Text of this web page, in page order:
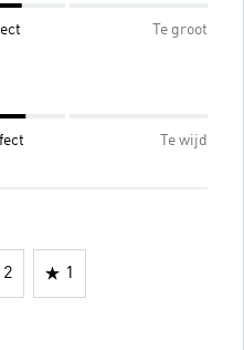
Te groot
Te wijd
2 1